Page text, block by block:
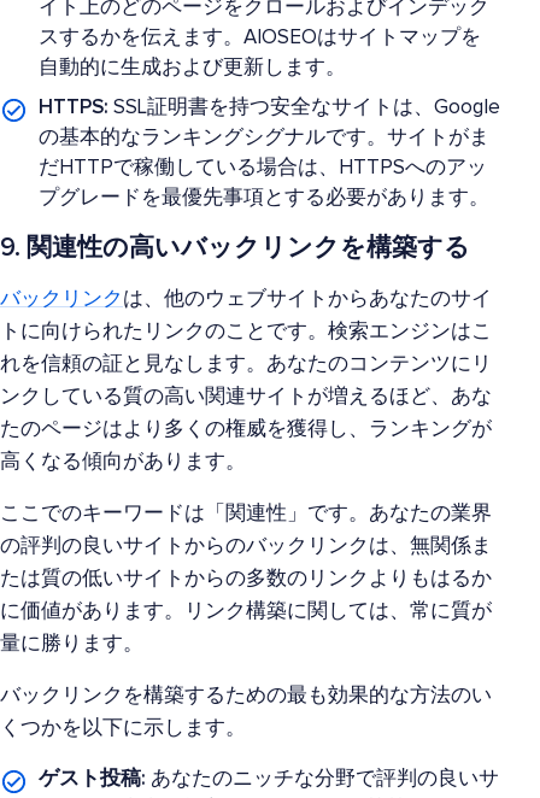
イト上のどのページをクロールおよびインデック
スするかを伝えます。AIOSEOはサイトマップを
自動的に生成および更新します。
HTTPS: SSL証明書を持つ安全なサイトは、Google
の基本的なランキングシグナルです。サイトがま
だHTTPで稼働している場合は、HTTPSへのアッ
プグレードを最優先事項とする必要があります。
9. 関連性の高いバックリンクを構築する
バックリンク は、他のウェブサイトからあなたのサイ
トに向けられたリンクのことです。検索エンジンはこ
れを信頼の証と見なします。あなたのコンテンツにリ
ンクしている質の高い関連サイトが増えるほど、あな
たのページはより多くの権威を獲得し、ランキングが
高くなる傾向があります。
ここでのキーワードは「関連性」です。あなたの業界
の評判の良いサイトからのバックリンクは、無関係ま
たは質の低いサイトからの多数のリンクよりもはるか
に価値があります。リンク構築に関しては、常に質が
量に勝ります。
バックリンクを構築するための最も効果的な方法のい
くつかを以下に示します。
ゲスト投稿: あなたのニッチな分野で評判の良いサ